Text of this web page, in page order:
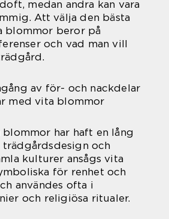
medan andra kan vara
Att välja den bästa
blommor beror på
och vad man vill
av för- och nackdelar
med vita blommor
har haft en lång
och
kulturer ansågs vita
för renhet och
användes ofta i
och religiösa ritualer.